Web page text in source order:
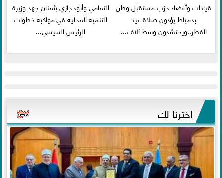
قيادات وأعضاء حزب مستقبل وطن
بدمياط يؤدون صلاة عيد
الفطر..ويحتشدون وسط آلاف...
التمامي وأبوحجازي يثمنان جهد وزيرة
التنمية المحلية في مواكبة خطوات
الرئيس السيسي...
اخترنا لك